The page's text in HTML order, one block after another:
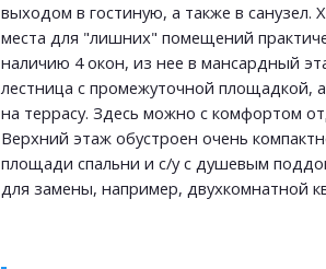
выходом в гостиную, а также в
места для "лишних" помещений
наличию 4 окон, из нее в мансардный
лестница с промежуточной площадкой,
на террасу. Здесь можно с комфортом
Верхний этаж обустроен очень
площади спальни и с/у с душевым
для замены, например, двухкомнатной